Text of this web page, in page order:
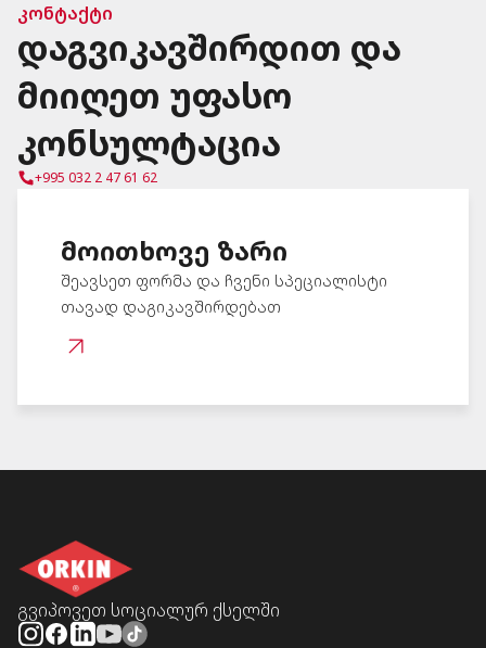
კონტაქტი
დაგვიკავშირდით და
მიიღეთ უფასო
კონსულტაცია
+995 032 2 47 61 62
მოითხოვე ზარი
შეავსეთ ფორმა და ჩვენი სპეციალისტი
თავად დაგიკავშირდებათ
გვიპოვეთ სოციალურ ქსელში